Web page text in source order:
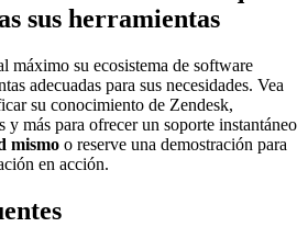
sus herramientas
máximo su ecosistema de software
adecuadas para sus necesidades. Vea
su conocimiento de Zendesk,
más para ofrecer un soporte instantáneo
mismo o reserve una demostración para
en acción.